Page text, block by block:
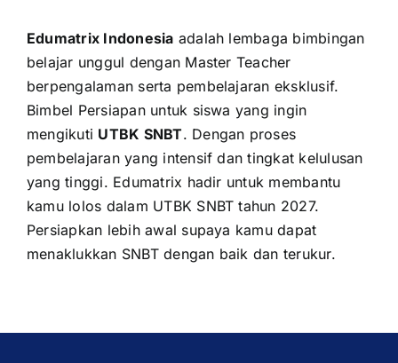
Edumatrix Indonesia adalah lembaga bimbingan
belajar unggul dengan Master Teacher
berpengalaman serta pembelajaran eksklusif.
Bimbel Persiapan untuk siswa yang ingin
mengikuti UTBK SNBT. Dengan proses
pembelajaran yang intensif dan tingkat kelulusan
yang tinggi. Edumatrix hadir untuk membantu
kamu lolos dalam UTBK SNBT tahun 2027.
Persiapkan lebih awal supaya kamu dapat
menaklukkan SNBT dengan baik dan terukur.